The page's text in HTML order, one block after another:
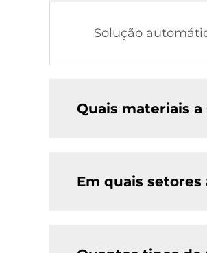
Solução
Quais materiais
Em quais setores